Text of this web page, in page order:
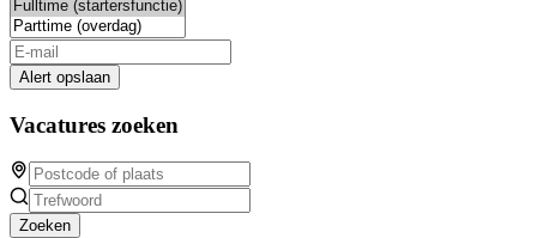
Alert opslaan
Vacatures zoeken
Zoeken